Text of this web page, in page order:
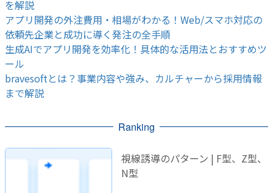
を解説
アプリ開発の外注費用・相場がわかる！Web/スマホ対応の
依頼先企業と成功に導く発注の全手順
生成AIでアプリ開発を効率化！具体的な活用法とおすすめツ
ール
bravesoftとは？事業内容や強み、カルチャーから採用情報
まで解説
Ranking
視線誘導のパターン | F型、Z型、
N型